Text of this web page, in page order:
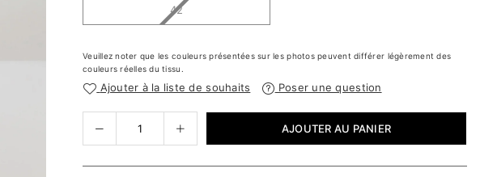
42
Veuillez noter que les couleurs présentées sur les photos peuvent différer légèrement des
couleurs réelles du tissu.
Ajouter à la liste de souhaits Poser une question
AJOUTER AU PANIER